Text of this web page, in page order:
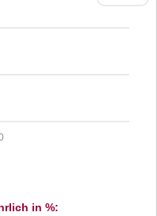
in %: